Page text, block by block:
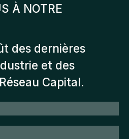
À NOTRE
des dernières
et des
Capital.